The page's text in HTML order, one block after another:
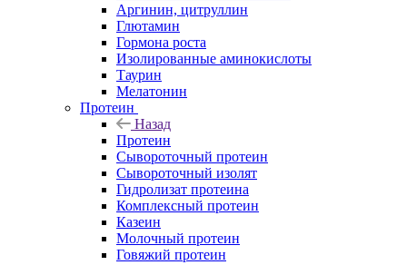
Аргинин, цитруллин
Глютамин
Гормона роста
Изолированные аминокислоты
Таурин
Мелатонин
Протеин
Назад
Протеин
Сывороточный протеин
Сывороточный изолят
Гидролизат протеина
Комплексный протеин
Казеин
Молочный протеин
Говяжий протеин